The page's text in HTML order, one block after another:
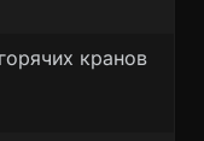
кранов